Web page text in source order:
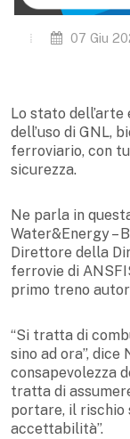
07 Giu
Lo stato
dell’uso di GNL,
ferroviario, con
sicurezza.
Ne parla in
Water&Energy –
Direttore della
ferrovie di
primo treno
“Si tratta di
sino ad ora”, dice
consapevolezza
tratta di
portare, il rischio
accettabilità”.